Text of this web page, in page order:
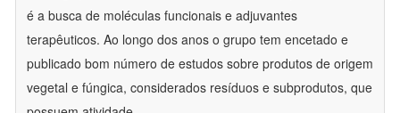
é a busca de moléculas funcionais e adjuvantes
terapêuticos. Ao longo dos anos o grupo tem encetado e
publicado bom número de estudos sobre produtos de origem
vegetal e fúngica, considerados resíduos e subprodutos, que